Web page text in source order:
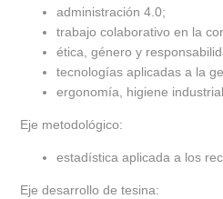
administración 4.0;
trabajo colaborativo en la
ética, género y
tecnologías aplicadas a la
ergonomía, higiene
Eje metodológico:
estadística aplicada a los
Eje desarrollo de tesina: